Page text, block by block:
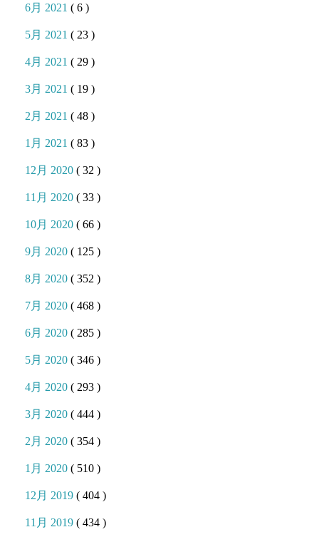
6月 2021( 6 )
5月 2021( 23 )
4月 2021( 29 )
3月 2021( 19 )
2月 2021( 48 )
1月 2021( 83 )
12月 2020( 32 )
11月 2020( 33 )
10月 2020( 66 )
9月 2020( 125 )
8月 2020( 352 )
7月 2020( 468 )
6月 2020( 285 )
5月 2020( 346 )
4月 2020( 293 )
3月 2020( 444 )
2月 2020( 354 )
1月 2020( 510 )
12月 2019( 404 )
11月 2019( 434 )